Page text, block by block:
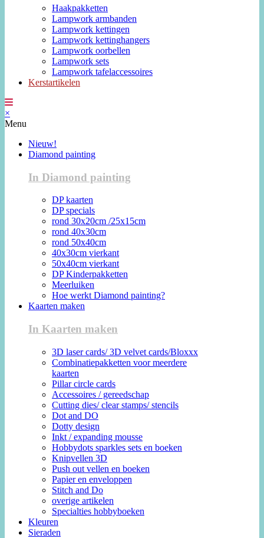
Haakpakketten
Lampwork armbanden
Lampwork kettingen
Lampwork kettinghangers
Lampwork oorbellen
Lampwork sets
Lampwork tafelaccessoires
Kerstartikelen
×
Menu
Nieuw!
Diamond painting
In Diamond painting
DP kaarten
DP specials
rond 30x20cm /25x15cm
rond 40x30cm
rond 50x40cm
40x30cm vierkant
50x40cm vierkant
DP Kinderpakketten
Meerluiken
Hoe werkt Diamond painting?
Kaarten maken
In Kaarten maken
3D laser cards/ 3D velvet cards/Bloxxx
Combinatiepakketten voor meerdere
kaarten
Pillar circle cards
Accessoires / gereedschap
Cutting dies/ clear stamps/ stencils
Dot and DO
Dotty design
Inkt / expanding mousse
Hobbydots sparkles sets en boeken
Knipvellen 3D
Push out vellen en boeken
Papier en enveloppen
Stitch and Do
overige artikelen
Specialties hobbyboeken
Kleuren
Sieraden